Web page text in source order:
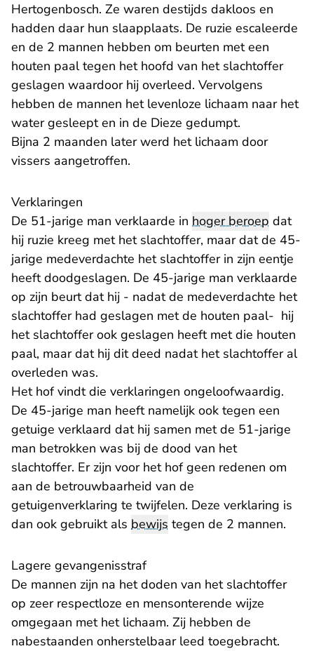
Hertogenbosch. Ze waren destijds dakloos en
hadden daar hun slaapplaats. De ruzie escaleerde
en de 2 mannen hebben om beurten met een
houten paal tegen het hoofd van het slachtoffer
geslagen waardoor hij overleed. Vervolgens
hebben de mannen het levenloze lichaam naar het
water gesleept en in de Dieze gedumpt.
Bijna 2 maanden later werd het lichaam door
vissers aangetroffen.
Verklaringen
De 51-jarige man verklaarde in hoger beroep dat
hij ruzie kreeg met het slachtoffer, maar dat de 45-
jarige medeverdachte het slachtoffer in zijn eentje
heeft doodgeslagen. De 45-jarige man verklaarde
op zijn beurt dat hij - nadat de medeverdachte het
slachtoffer had geslagen met de houten paal- hij
het slachtoffer ook geslagen heeft met die houten
paal, maar dat hij dit deed nadat het slachtoffer al
overleden was.
Het hof vindt die verklaringen ongeloofwaardig.
De 45-jarige man heeft namelijk ook tegen een
getuige verklaard dat hij samen met de 51-jarige
man betrokken was bij de dood van het
slachtoffer. Er zijn voor het hof geen redenen om
aan de betrouwbaarheid van de
getuigenverklaring te twijfelen. Deze verklaring is
dan ook gebruikt als bewijs tegen de 2 mannen.
Lagere gevangenisstraf
De mannen zijn na het doden van het slachtoffer
op zeer respectloze en mensonterende wijze
omgegaan met het lichaam. Zij hebben de
nabestaanden onherstelbaar leed toegebracht.